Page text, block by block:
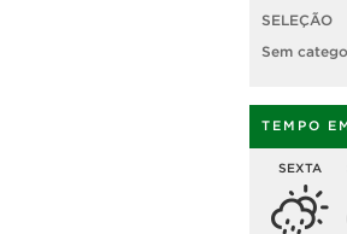
SELEÇÃO
Sem
TEMPO
SEXTA